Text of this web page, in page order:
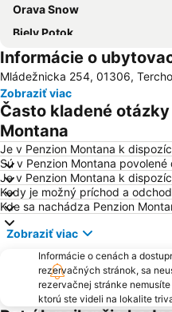
Orava Snow
Biely Potok
Park Snow Donovaly
Vlčince
Gołębiewski
Zuberec
Złoty Groń
železničná stanica Liptovský Mikuláš
Krušetnica
Závodie
Považský Chlmec
Hliny
Teplica – Brezovica
Informácie o
Mládežnicka 254, 01306,
Zobraziť viac
Často kladené
Montana
Je v Penzion Montana k
Sú v Penzion Montana
Je v Penzion Montana k
Kedy je možný príchod a
Kde sa nachádza Penzion
Zobraziť viac
Informácie o cenách a
rezervačných stránok, sa
rezervačnej stránke
ktorú ste videli na lokalite